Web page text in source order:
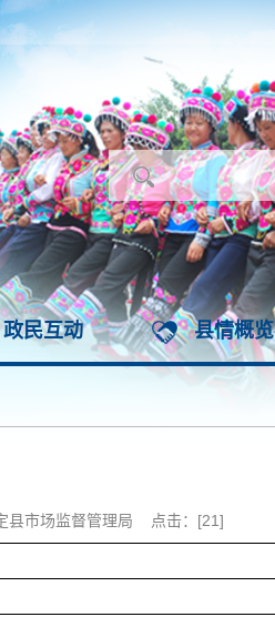
政民互动 县情概览
县市场监督管理局 点击：[21]